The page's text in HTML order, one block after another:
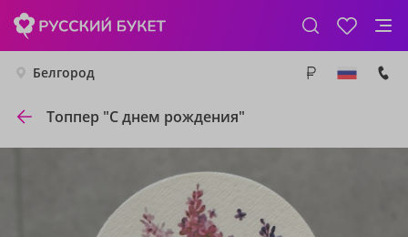
Белгород
Топпер "С днем рождения"